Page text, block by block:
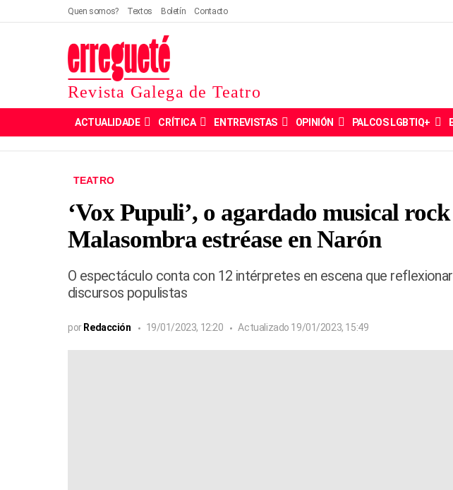
Quen somos? Textos Boletín Contacto
Revista Galega de Teatro
ACTUALIDADE CRÍTICA ENTREVISTAS OPINIÓN PALCOS LGBTIQ+
TEATRO
‘Vox Pupuli’, o agardado musical
Malasombra estréase en Narón
O espectáculo conta con 12 intérpretes en escena que
discursos populistas
por Redacción 19/01/2023, 12:20 Actualizado 19/01/2023, 15:49